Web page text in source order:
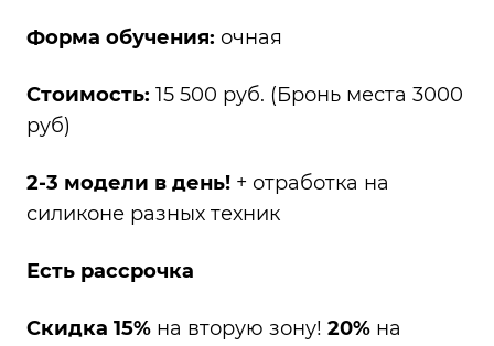
Форма обучения: очная
Стоимость: 15 500 руб. (Бронь места 3000
руб)
2-3 модели в день! + отработка на
силиконе разных техник
Есть рассрочка
Скидка 15% на вторую зону! 20% на